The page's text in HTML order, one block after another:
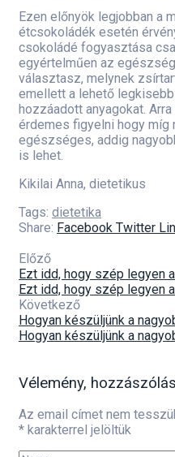
Ezen előnyök legjobban a
étcsokoládék esetén
csokoládé fogyasztása
egyértelműen az
választasz, melynek
emellett a lehető legkisebb
hozzáadott anyagokat.
érdemes figyelni hogy míg
egészséges, addig
is lehet.
Kikilai Anna, dietetikus
Tags: dietetika
Share: Facebook Twitter
Előző
Ezt idd, hogy szép legyen
Ezt idd, hogy szép legyen
Következő
Hogyan készüljünk a
Hogyan készüljünk a
Vélemény,
Az email címet nem
* karakterrel jelöltük